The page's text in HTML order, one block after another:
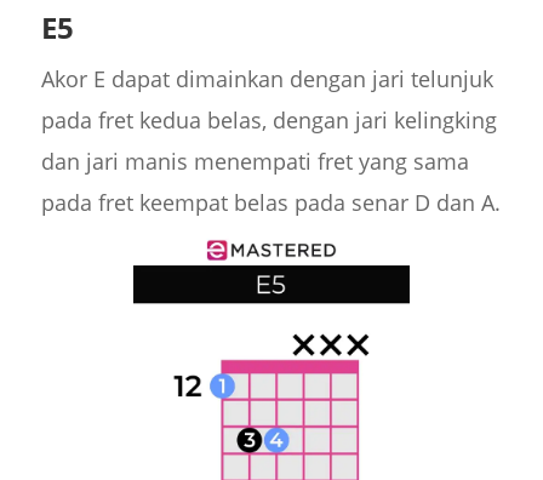
E5
Akor E dapat dimainkan dengan jari telunjuk
pada fret kedua belas, dengan jari kelingking
dan jari manis menempati fret yang sama
pada fret keempat belas pada senar D dan A.